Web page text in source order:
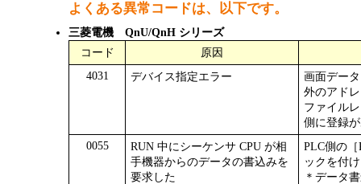
よくある異常コードは、以下です。
三菱電機 QnU/QnH シリーズ
コード
原因
4031
デバイス指定エラー
画面デー
外のアド
ファイル
側に登録
0055
RUN 中にシーケンサ CPU が相
手機器からのデータの書込みを
要求した
PLC側の
ックを付
＊データ